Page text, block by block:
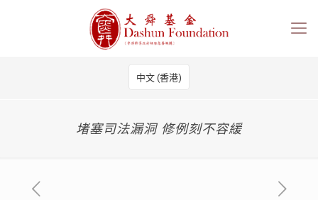
中文 (香港)
堵塞司法漏洞 修例刻不容緩